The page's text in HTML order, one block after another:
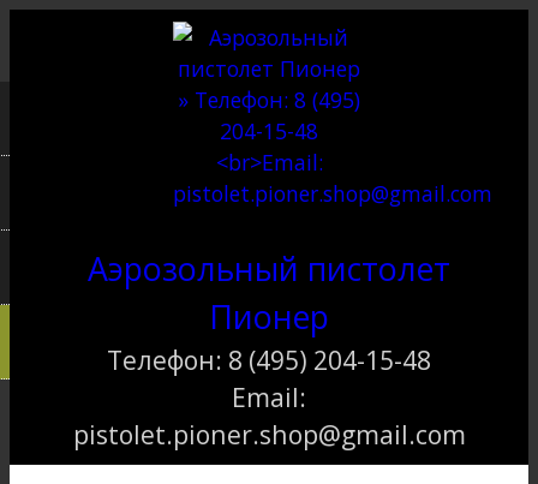
Перейти к основному содержанию
Аэрозольный пистолет
Пионер
Телефон: 8 (495) 204-15-48
Email:
pistolet.pioner.shop@gmail.com